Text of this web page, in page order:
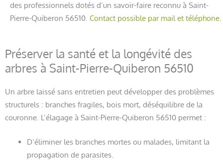
des professionnels dotés d’un savoir-faire reconnu à Saint-
Pierre-Quiberon 56510. Contact possible par mail et téléphone.
Préserver la santé et la longévité des
arbres à Saint-Pierre-Quiberon 56510
Un arbre laissé sans entretien peut développer des problèmes
structurels : branches fragiles, bois mort, déséquilibre de la
couronne. L’élagage à Saint-Pierre-Quiberon 56510 permet :
D’éliminer les branches mortes ou malades, limitant la
propagation de parasites.